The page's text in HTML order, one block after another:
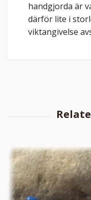
handgjorda är
därför lite i
viktangivelse